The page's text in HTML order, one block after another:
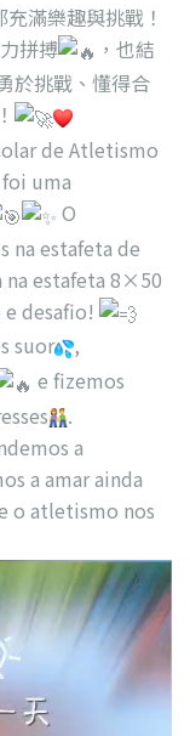
滿樂趣與挑戰！
拼搏
，也結
於挑戰、懂得合
de Atletismo
uma
O
na estafeta de
na estafeta 8×50
e desafio!
suor
,
e fizemos
.
a
a amar ainda
o atletismo nos